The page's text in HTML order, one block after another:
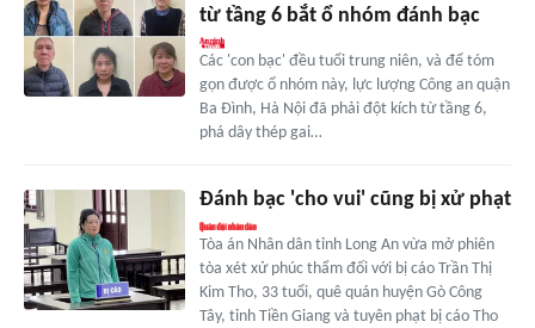
từ tầng 6 bắt ổ nhóm đánh bạc
Các 'con bạc' đều tuổi trung niên, và để tóm
gọn được ổ nhóm này, lực lượng Công an quận
Ba Đình, Hà Nội đã phải đột kích từ tầng 6,
phá dây thép gai…
Đánh bạc 'cho vui' cũng bị xử phạt
Tòa án Nhân dân tỉnh Long An vừa mở phiên
tòa xét xử phúc thẩm đối với bị cáo Trần Thị
Kim Tho, 33 tuổi, quê quán huyện Gò Công
Tây, tỉnh Tiền Giang và tuyên phạt bị cáo Tho